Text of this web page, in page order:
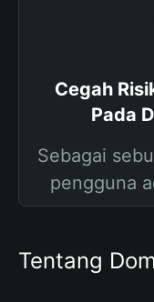
Cegah
Pada
Sebagai
pengguna
Tentang